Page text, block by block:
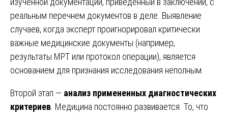
реальным перечнем документов в деле. Выявление
случаев, когда эксперт проигнорировал критически
важные медицинские документы (например,
результаты МРТ или протокол операции), является
основанием для признания исследования неполным.
Второй этап — анализ примененных диагностических
критериев . Медицина постоянно развивается. То, что